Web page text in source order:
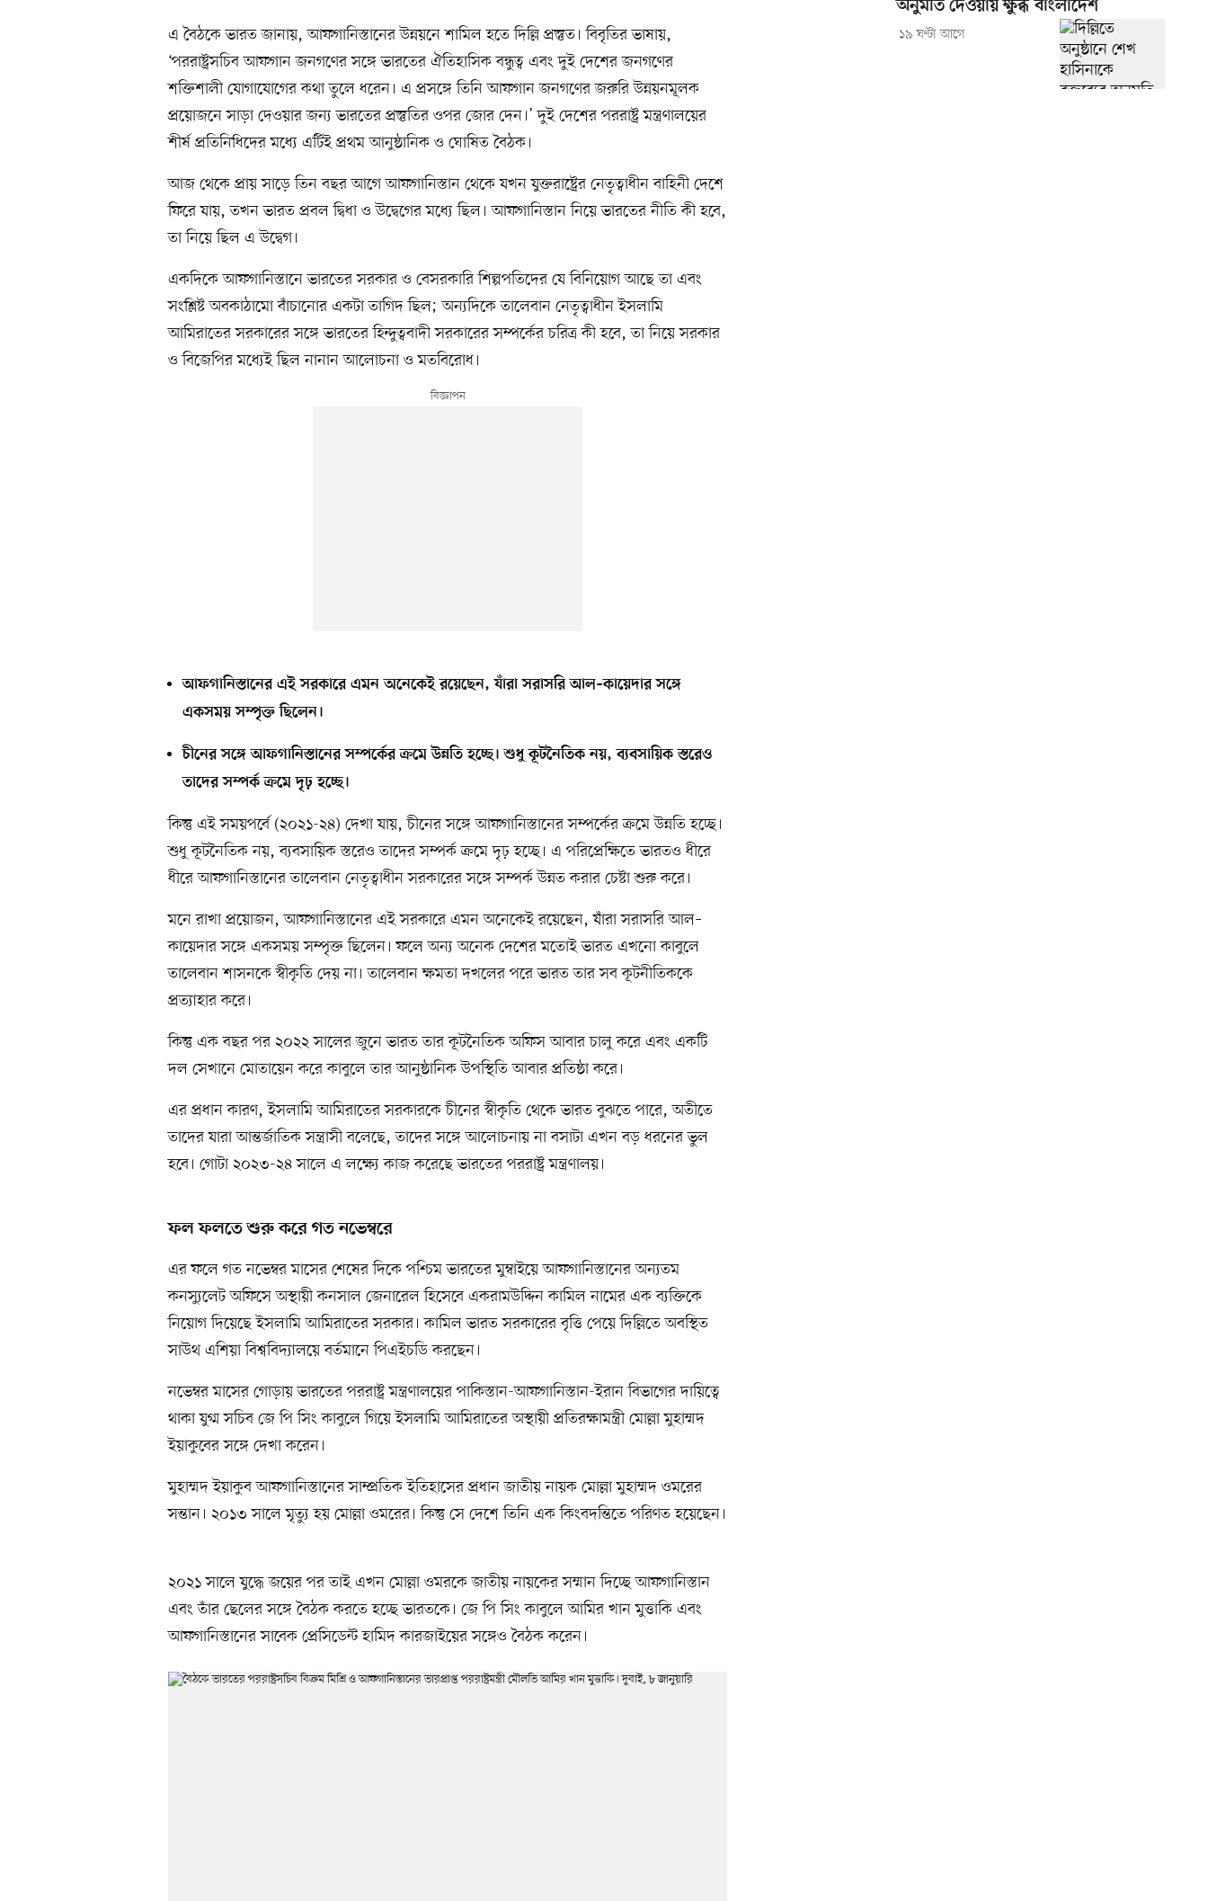
এ বৈঠকে ভারত জানায়, আফগানিস্তানের উন্নয়নে শামিল হতে দিল্লি প্রস্তুত। বিবৃতির ভাষায়,
‘পররাষ্ট্রসচিব আফগান জনগণের সঙ্গে ভারতের ঐতিহাসিক বন্ধুত্ব এবং দুই দেশের জনগণের
শক্তিশালী যোগাযোগের কথা তুলে ধরেন। এ প্রসঙ্গে তিনি আফগান জনগণের জরুরি উন্নয়নমূলক
প্রয়োজনে সাড়া দেওয়ার জন্য ভারতের প্রস্তুতির ওপর জোর দেন।’ দুই দেশের পররাষ্ট্র মন্ত্রণালয়ের
শীর্ষ প্রতিনিধিদের মধ্যে এটিই প্রথম আনুষ্ঠানিক ও ঘোষিত বৈঠক।
আজ থেকে প্রায় সাড়ে তিন বছর আগে আফগানিস্তান থেকে যখন যুক্তরাষ্ট্রের নেতৃত্বাধীন বাহিনী দেশে
ফিরে যায়, তখন ভারত প্রবল দ্বিধা ও উদ্বেগের মধ্যে ছিল। আফগানিস্তান নিয়ে ভারতের নীতি কী হবে,
তা নিয়ে ছিল এ উদ্বেগ।
একদিকে আফগানিস্তানে ভারতের সরকার ও বেসরকারি শিল্পপতিদের যে বিনিয়োগ আছে তা এবং
সংশ্লিষ্ট অবকাঠামো বাঁচানোর একটা তাগিদ ছিল; অন্যদিকে তালেবান নেতৃত্বাধীন ইসলামি
আমিরাতের সরকারের সঙ্গে ভারতের হিন্দুত্ববাদী সরকারের সম্পর্কের চরিত্র কী হবে, তা নিয়ে সরকার
ও বিজেপির মধ্যেই ছিল নানান আলোচনা ও মতবিরোধ।
আফগানিস্তানের এই সরকারে এমন অনেকেই রয়েছেন, যাঁরা সরাসরি আল–কায়েদার সঙ্গে
একসময় সম্পৃক্ত ছিলেন।
চীনের সঙ্গে আফগানিস্তানের সম্পর্কের ক্রমে উন্নতি হচ্ছে। শুধু কূটনৈতিক নয়, ব্যবসায়িক স্তরেও
তাদের সম্পর্ক ক্রমে দৃঢ় হচ্ছে।
কিন্তু এই সময়পর্বে (২০২১-২৪) দেখা যায়, চীনের সঙ্গে আফগানিস্তানের সম্পর্কের ক্রমে উন্নতি হচ্ছে।
শুধু কূটনৈতিক নয়, ব্যবসায়িক স্তরেও তাদের সম্পর্ক ক্রমে দৃঢ় হচ্ছে। এ পরিপ্রেক্ষিতে ভারতও ধীরে
ধীরে আফগানিস্তানের তালেবান নেতৃত্বাধীন সরকারের সঙ্গে সম্পর্ক উন্নত করার চেষ্টা শুরু করে।
মনে রাখা প্রয়োজন, আফগানিস্তানের এই সরকারে এমন অনেকেই রয়েছেন, যাঁরা সরাসরি আল–
কায়েদার সঙ্গে একসময় সম্পৃক্ত ছিলেন। ফলে অন্য অনেক দেশের মতোই ভারত এখনো কাবুলে
তালেবান শাসনকে স্বীকৃতি দেয় না। তালেবান ক্ষমতা দখলের পরে ভারত তার সব কূটনীতিককে
প্রত্যাহার করে।
কিন্তু এক বছর পর ২০২২ সালের জুনে ভারত তার কূটনৈতিক অফিস আবার চালু করে এবং একটি
দল সেখানে মোতায়েন করে কাবুলে তার আনুষ্ঠানিক উপস্থিতি আবার প্রতিষ্ঠা করে।
এর প্রধান কারণ, ইসলামি আমিরাতের সরকারকে চীনের স্বীকৃতি থেকে ভারত বুঝতে পারে, অতীতে
তাদের যারা আন্তর্জাতিক সন্ত্রাসী বলেছে, তাদের সঙ্গে আলোচনায় না বসাটা এখন বড় ধরনের ভুল
হবে। গোটা ২০২৩-২৪ সালে এ লক্ষ্যে কাজ করেছে ভারতের পররাষ্ট্র মন্ত্রণালয়।
ফল ফলতে শুরু করে গত নভেম্বরে
এর ফলে গত নভেম্বর মাসের শেষের দিকে পশ্চিম ভারতের মুম্বাইয়ে আফগানিস্তানের অন্যতম
কনস্যুলেট অফিসে অস্থায়ী কনসাল জেনারেল হিসেবে একরামউদ্দিন কামিল নামের এক ব্যক্তিকে
নিয়োগ দিয়েছে ইসলামি আমিরাতের সরকার। কামিল ভারত সরকারের বৃত্তি পেয়ে দিল্লিতে অবস্থিত
সাউথ এশিয়া বিশ্ববিদ্যালয়ে বর্তমানে পিএইচডি করছেন।
নভেম্বর মাসের গোড়ায় ভারতের পররাষ্ট্র মন্ত্রণালয়ের পাকিস্তান-আফগানিস্তান-ইরান বিভাগের দায়িত্বে
থাকা যুগ্ম সচিব জে পি সিং কাবুলে গিয়ে ইসলামি আমিরাতের অস্থায়ী প্রতিরক্ষামন্ত্রী মোল্লা মুহাম্মদ
ইয়াকুবের সঙ্গে দেখা করেন।
মুহাম্মদ ইয়াকুব আফগানিস্তানের সাম্প্রতিক ইতিহাসের প্রধান জাতীয় নায়ক মোল্লা মুহাম্মদ ওমরের
সন্তান। ২০১৩ সালে মৃত্যু হয় মোল্লা ওমরের। কিন্তু সে দেশে তিনি এক কিংবদন্তিতে পরিণত হয়েছেন।
২০২১ সালে যুদ্ধে জয়ের পর তাই এখন মোল্লা ওমরকে জাতীয় নায়কের সম্মান দিচ্ছে আফগানিস্তান
এবং তাঁর ছেলের সঙ্গে বৈঠক করতে হচ্ছে ভারতকে। জে পি সিং কাবুলে আমির খান মুত্তাকি এবং
আফগানিস্তানের সাবেক প্রেসিডেন্ট হামিদ কারজাইয়ের সঙ্গেও বৈঠক করেন।
অনুমতি দেওয়ায় ক্ষুব্ধ বাংলাদেশ
১৯ ঘণ্টা আগে